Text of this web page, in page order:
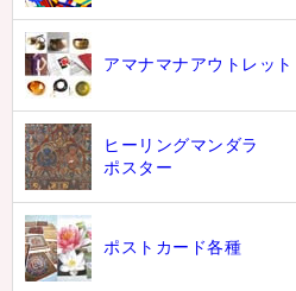
アマナマナアウトレット
ヒーリングマンダラ
ポスター
ポストカード各種